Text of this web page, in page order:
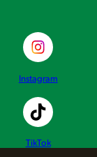
Instagram
TikTok